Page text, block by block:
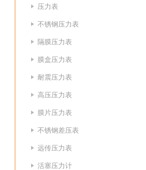
压力表
不锈钢压力表
隔膜压力表
膜盒压力表
耐震压力表
高压压力表
膜片压力表
不锈钢差压表
远传压力表
活塞压力计